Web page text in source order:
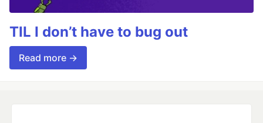
TIL I don’t have to bug out
Read more →